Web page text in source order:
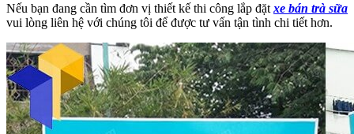
Nếu bạn đang cần tìm đơn vị thiết kế thi công lắp đặt xe bán trà sữa
vui lòng liên hệ với chúng tôi để được tư vấn tận tình chi tiết hơn.